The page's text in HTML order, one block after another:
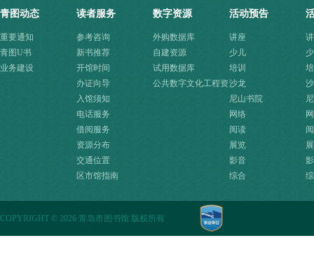
青图动态
重要通知
青图U书
业务建设
读者服务
参考咨询
新书推荐
开馆时间
办证向导
入馆须知
电话服务
借阅服务
资源分布
交通位置
区市馆指南
数字资源
外购数据库
自建资源
试用数据库
公共数字文化工程资
活动预告
讲座
少儿
培训
沙龙
尼山书院
网络
阅读
展览
影音
综合
COPYRIGHT © 2026 青岛市图书馆 版权所有